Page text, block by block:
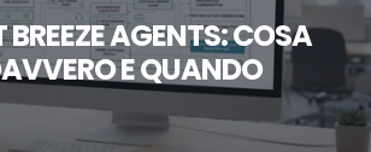
BREEZE AGENTS: COSA
E QUANDO